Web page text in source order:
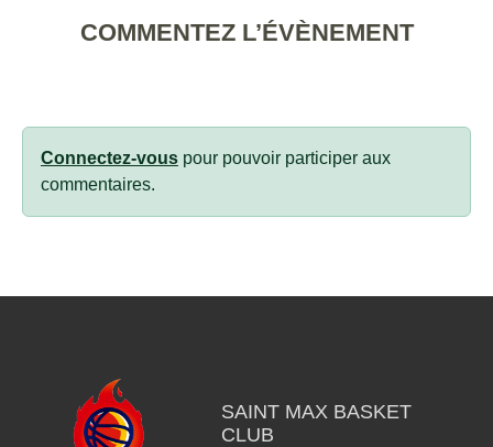
COMMENTEZ L’ÉVÈNEMENT
Connectez-vous pour pouvoir participer aux
commentaires.
SAINT MAX BASKET
CLUB